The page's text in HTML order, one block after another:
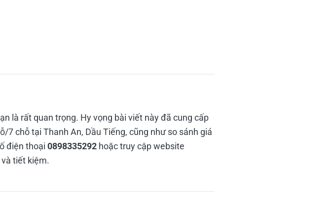
là rất quan trọng. Hy vọng bài viết này đã cung cấp
chỗ tại Thanh An, Dầu Tiếng, cũng như so sánh giá
điện thoại 0898335292 hoặc truy cập website
tiết kiệm.